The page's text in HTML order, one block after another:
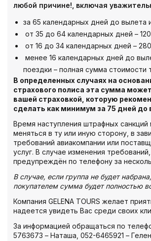
любой причине!, включая
за 65 календарных дней до вылета
от 35 до 64 календарных дней –
от 16 до 34 календарных дней –
менее 16 календарных дней до
поездки – полная сумма стоимости
В определенных случаях на
страхового полиса эта сумма
вашей страховкой, которую
сделать как минимум за 75 дней до
Время наступления штрафных
меняться в ту или иную сторону, в
требований авиакомпании или
услуг. В случае изменения
предупреждён по телефону за
В случае, если группа не будет
покупателем сумма будет полностью
Компания GELENA TOURS желает
надеется увидеть Вас среди своих
За информацией обращаться по
5763673 – Наташа, 052-6465921 –